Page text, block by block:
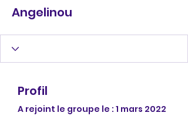
Angelinou
Profil
A rejoint le groupe le : 1 mars 2022